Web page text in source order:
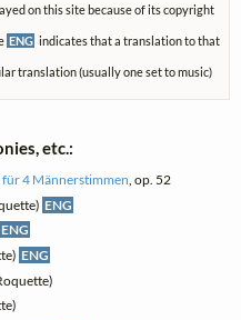
on this site because of its copyright
ENG indicates that a translation to that
translation (usually one set to music)
etc.:
4 Männerstimmen , op. 52
ENG
ENG
ENG